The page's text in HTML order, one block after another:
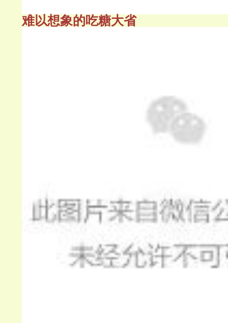
难以想象的吃糖大省